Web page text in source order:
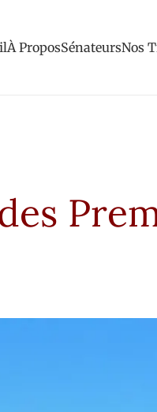
À ProposSénateursNos